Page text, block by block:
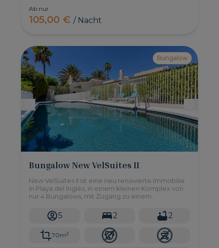
Ab nur
105,00 €/ Nacht
Bungalow
Bungalow New VelSuites II
New VelSuites II ist eine neu renovierte Immobilie
in Playa del Inglés, in einem kleinen Komplex von
nur 4 Bungalows, mit Zugang zu einem
für bis zu 5 Personen.
5 2 2
70m2